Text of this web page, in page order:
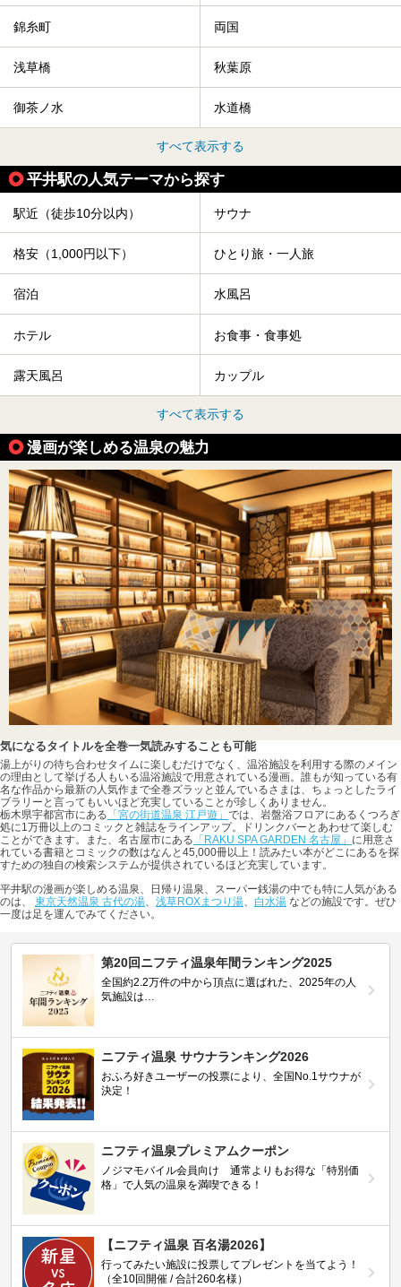
錦糸町 両国
浅草橋 秋葉原
御茶ノ水 水道橋
すべて表示する
平井駅の人気テーマから探す
駅近（徒歩10分以内） サウナ
格安（1,000円以下） ひとり旅・一人旅
宿泊 水風呂
ホテル お食事・食事処
露天風呂 カップル
すべて表示する
漫画が楽しめる温泉の魅力
気になるタイトルを全巻一気読みすることも可能
湯上がりの待ち合わせタイムに楽しむだけでなく、温浴施設を利用する際のメイン
の理由として挙げる人もいる温浴施設で用意されている漫画。誰もが知っている有
名な作品から最新の人気作まで全巻ズラッと並んでいるさまは、ちょっとしたライ
ブラリーと言ってもいいほど充実していることが珍しくありません。
栃木県宇都宮市にある 「宮の街道温泉 江戸遊」 では、岩盤浴フロアにあるくつろぎ
処に1万冊以上のコミックと雑誌をラインアップ。ドリンクバーとあわせて楽しむ
ことができます。また、名古屋市にある 「RAKU SPA GARDEN 名古屋」 に用意さ
れている書籍とコミックの数はなんと45,000冊以上！読みたい本がどこにあるを探
すための独自の検索システムが提供されているほど充実しています。
平井駅の漫画が楽しめる温泉、日帰り温泉、スーパー銭湯の中でも特に人気がある
のは、 東京天然温泉 古代の湯、 浅草ROXまつり湯、 白水湯 などの施設です。ぜひ
一度は足を運んでみてください。
第20回ニフティ温泉年間ランキング2025
全国約2.2万件の中から頂点に選ばれた、2025年の人
気施設は…
ニフティ温泉 サウナランキング2026
おふろ好きユーザーの投票により、全国No.1サウナが
決定！
ニフティ温泉プレミアムクーポン
ノジマモバイル会員向け 通常よりもお得な「特別価
格」で人気の温泉を満喫できる！
【ニフティ温泉 百名湯2026】
行ってみたい施設に投票してプレゼントを当てよう！
（全10回開催 / 合計260名様）